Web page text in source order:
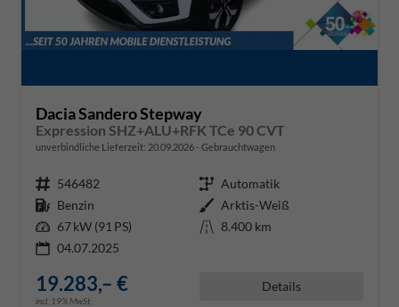
Dacia Sandero Stepway
Expression SHZ+ALU+RFK TCe 90 CVT
unverbindliche Lieferzeit: 20.09.2026 Gebrauchtwagen
Fahrzeugnr. 546482 Getriebe Automatik
Kraftstoff Benzin Außenfarbe Arktis-Weiß
Leistung 67 kW (91 PS) Kilometerstand 8.400 km
04.07.2025
19.283,– €
incl. 19% MwSt.
Details